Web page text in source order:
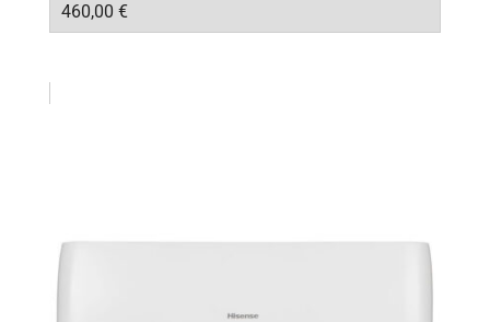
460,00 €